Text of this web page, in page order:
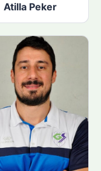
Atilla Peker